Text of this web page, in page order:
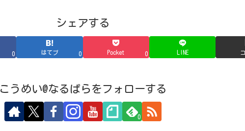
シェアする
0 はてブ 0 Pocket 0 LINE
こうめい@なるぱらをフォローする
0